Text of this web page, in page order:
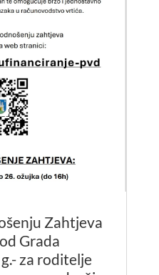
Zahtjeva
Grada
za roditelje